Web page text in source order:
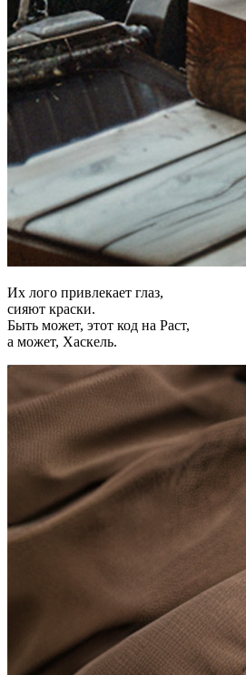
Их лого привлекает глаз,
сияют краски.
Быть может, этот код на Раст,
а может, Хаскель.